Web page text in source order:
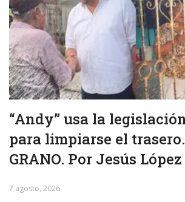
“Andy” usa la
para limpiarse el
GRANO. Por Jesús
7 agosto, 2026